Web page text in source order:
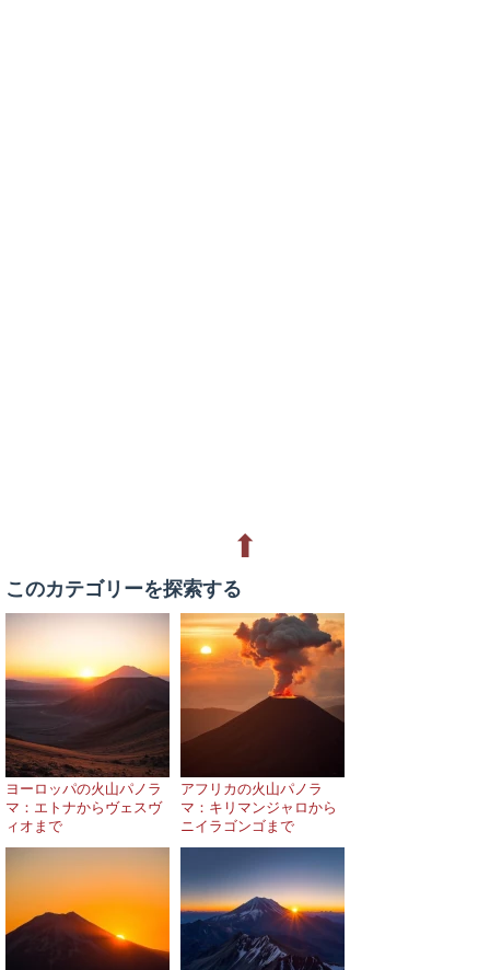
⬆
このカテゴリーを探索する
ヨーロッパの火山パノラ
マ：エトナからヴェスヴ
ィオまで
アフリカの火山パノラ
マ：キリマンジャロから
ニイラゴンゴまで